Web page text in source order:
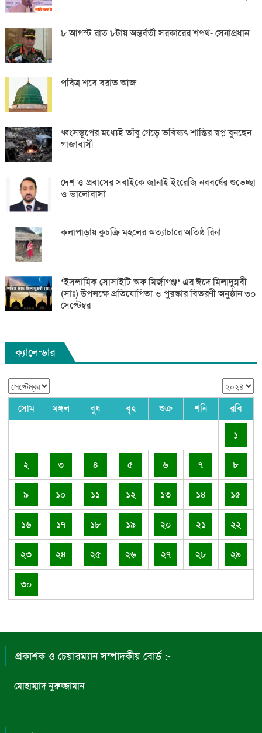
৮ আগস্ট রাত ৮টায় অন্তর্বর্তী সরকারের শপথ- সেনাপ্রধান
পবিত্র শবে বরাত আজ
ধ্বংসস্তূপের মধ্যেই তাঁবু গেড়ে ভবিষ্যৎ শান্তির স্বপ্ন বুনছেন
গাজাবাসী
দেশ ও প্রবাসের সবাইকে জানাই ইংরেজি নববর্ষের শুভেচ্ছা
ও ভালোবাসা
কলাপাড়ায় কুচক্রি মহলের অত্যাচারে অতিষ্ঠ রিনা
‘ইসলামিক সোসাইটি অফ মির্জাগঞ্জ‘ এর ঈদে মিলাদুন্নবী
(সাঃ) উপলক্ষে প্রতিযোগিতা ও পুরস্কার বিতরণী অনুষ্ঠান ৩০
সেপ্টেম্বর
ক্যালেন্ডার
সোম মঙ্গল বুধ বৃহ শুক্র শনি রবি
১
২ ৩ ৪ ৫ ৬ ৭ ৮
৯ ১০ ১১ ১২ ১৩ ১৪ ১৫
১৬ ১৭ ১৮ ১৯ ২০ ২১ ২২
২৩ ২৪ ২৫ ২৬ ২৭ ২৮ ২৯
৩০
প্রকাশক ও চেয়ারম্যান সম্পাদকীয় বোর্ড :-
মোহাম্মাদ নুরুজ্জামান